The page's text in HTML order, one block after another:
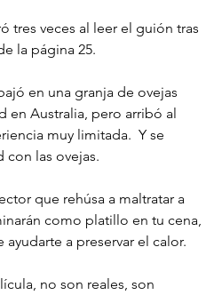
tres veces al leer el guión tras
la página 25.
en una granja de ovejas
en Australia, pero arribó al
muy limitada.  Y se
con las ovejas.
que rehúsa a maltratar a
como platillo en tu cena,
a preservar el calor.
no son reales, son